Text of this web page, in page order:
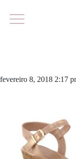
fevereiro 8, 2018 2:17